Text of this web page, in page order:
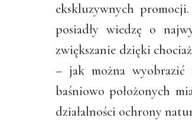
ekskluzywnych
posiadły wiedzę o
zwiększanie dzięki
– jak można wyobrazić
baśniowo położonych
działalności ochrony